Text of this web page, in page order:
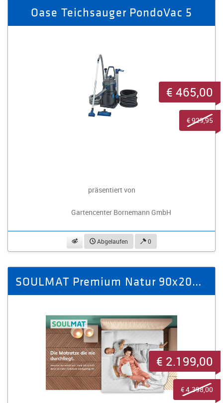
Oase Teichsauger PondoVac 5
präsentiert von
Gartencenter Bornemann GmbH
beobachtenAbgelaufen 0
€ 465,00
€ 929,95
SOULMAT Premium Natur 90x200 - 2 Stück / 1 Paar
€ 2.199,00
€ 4.398,00